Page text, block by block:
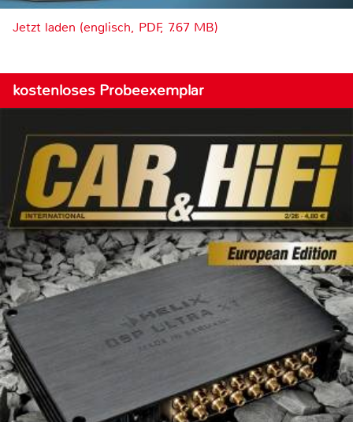
Jetzt laden (englisch, PDF, 7.67 MB)
kostenloses Probeexemplar